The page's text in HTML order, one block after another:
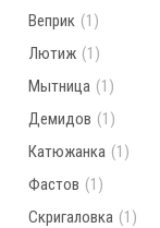
Веприк (1)
Лютиж (1)
Мытница (1)
Демидов (1)
Катюжанка (1)
Фастов (1)
Скригаловка (1)